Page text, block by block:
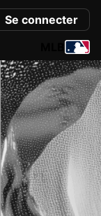
Se connecter